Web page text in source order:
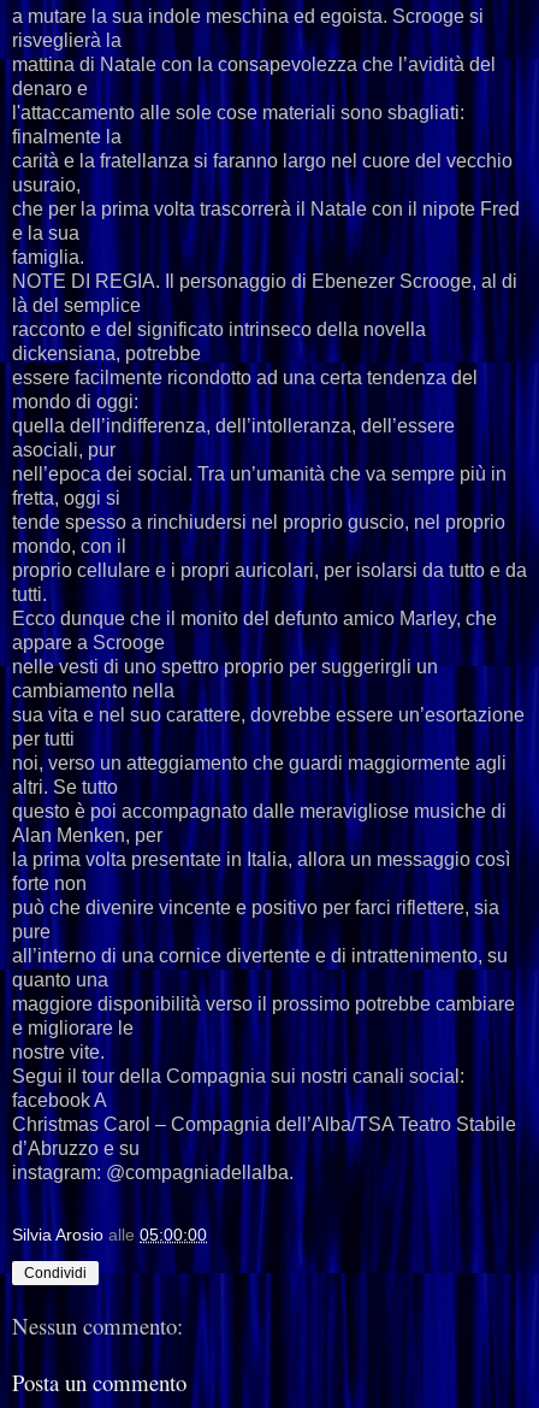
a mutare la sua indole meschina ed egoista. Scrooge si
risveglierà la
mattina di Natale con la consapevolezza che l’avidità del
denaro e
l'attaccamento alle sole cose materiali sono sbagliati:
finalmente la
carità e la fratellanza si faranno largo nel cuore del vecchio
usuraio,
che per la prima volta trascorrerà il Natale con il nipote Fred
e la sua
famiglia.
NOTE DI REGIA. Il personaggio di Ebenezer Scrooge, al di
là del semplice
racconto e del significato intrinseco della novella
dickensiana, potrebbe
essere facilmente ricondotto ad una certa tendenza del
mondo di oggi:
quella dell’indifferenza, dell’intolleranza, dell’essere
asociali, pur
nell’epoca dei social. Tra un’umanità che va sempre più in
fretta, oggi si
tende spesso a rinchiudersi nel proprio guscio, nel proprio
mondo, con il
proprio cellulare e i propri auricolari, per isolarsi da tutto e da
tutti.
Ecco dunque che il monito del defunto amico Marley, che
appare a Scrooge
nelle vesti di uno spettro proprio per suggerirgli un
cambiamento nella
sua vita e nel suo carattere, dovrebbe essere un’esortazione
per tutti
noi, verso un atteggiamento che guardi maggiormente agli
altri. Se tutto
questo è poi accompagnato dalle meravigliose musiche di
Alan Menken, per
la prima volta presentate in Italia, allora un messaggio così
forte non
può che divenire vincente e positivo per farci riflettere, sia
pure
all’interno di una cornice divertente e di intrattenimento, su
quanto una
maggiore disponibilità verso il prossimo potrebbe cambiare
e migliorare le
nostre vite.
Segui il tour della Compagnia sui nostri canali social:
facebook A
Christmas Carol – Compagnia dell’Alba/TSA Teatro Stabile
d’Abruzzo e su
instagram: @compagniadellalba.
Silvia Arosio alle 05:00:00
Condividi
Nessun commento:
Posta un commento